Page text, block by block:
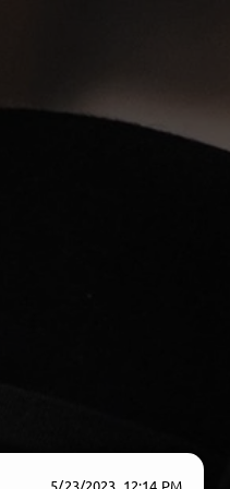
5/23/2023, 12:14 PM